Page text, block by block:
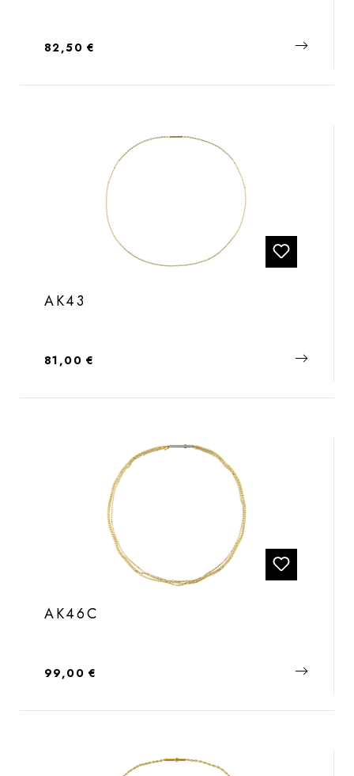
Regulärer Preis:
82,50 €
AK43
Regulärer Preis:
81,00 €
AK46C
Regulärer Preis:
99,00 €